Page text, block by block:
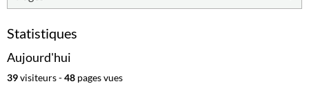
Statistiques
Aujourd'hui
39visiteurs -48 pages vues